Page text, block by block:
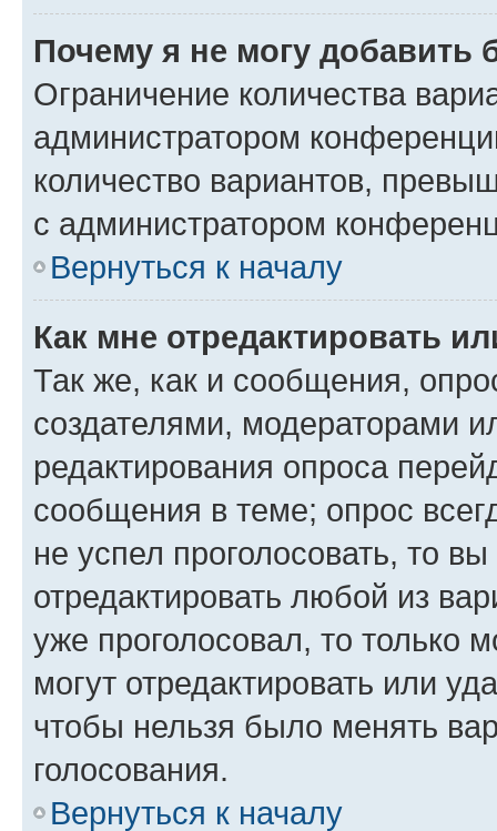
Почему я не могу добавить
Ограничение количества
администратором
количество вариантов,
с администратором
Вернуться к началу
Как мне отредактировать
Так же, как и сообщения,
создателями, модераторами
редактирования опроса
сообщения в теме; опрос
не успел проголосовать, то
отредактировать любой из
уже проголосовал, то только
могут отредактировать или
чтобы нельзя было менять
голосования.
Вернуться к началу